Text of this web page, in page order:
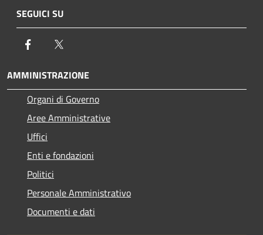
SEGUICI SU
Facebook
AMMINISTRAZIONE
Organi di Governo
Aree Amministrative
Uffici
Enti e fondazioni
Politici
Personale Amministrativo
Documenti e dati